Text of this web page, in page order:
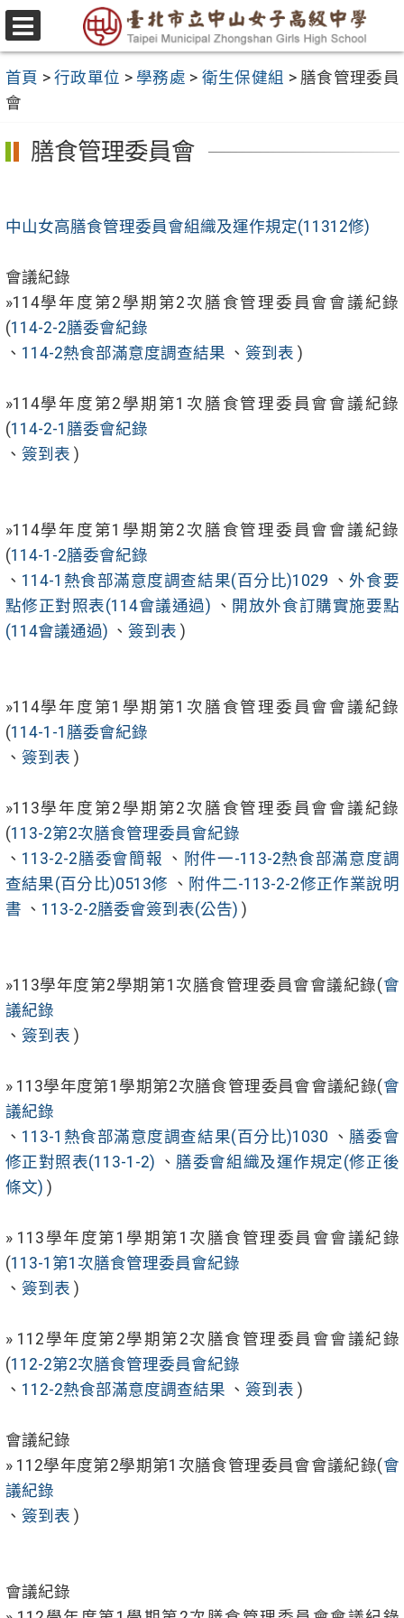
跳
至
要
內
容
區
選
單
首頁 > 行政單位 > 學務處 > 衛生保健組 > 膳食管理委員
會
膳食管理委員會
中山女高膳食管理委員會組織及運作規定(11312修)
會議紀錄
»114學年度第2學期第2次膳食管理委員會會議紀錄
(114-2-2膳委會紀錄
、 114-2熱食部滿意度調查結果 、 簽到表 )
»114學年度第2學期第1次膳食管理委員會會議紀錄
(114-2-1膳委會紀錄
、 簽到表 )
»114學年度第1學期第2次膳食管理委員會會議紀錄
(114-1-2膳委會紀錄
、 114-1熱食部滿意度調查結果(百分比)1029 、 外食要
點修正對照表(114會議通過) 、 開放外食訂購實施要點
(114會議通過) 、 簽到表 )
»114學年度第1學期第1次膳食管理委員會會議紀錄
(114-1-1膳委會紀錄
、 簽到表 )
»113學年度第2學期第2次膳食管理委員會會議紀錄
(113-2第2次膳食管理委員會紀錄
、 113-2-2膳委會簡報 、 附件一-113-2熱食部滿意度調
查結果(百分比)0513修 、 附件二-113-2-2修正作業說明
書 、 113-2-2膳委會簽到表(公告) )
»113學年度第2學期第1次膳食管理委員會會議紀錄(會
議紀錄
、 簽到表 )
» 113學年度第1學期第2次膳食管理委員會會議紀錄(會
議紀錄
、 113-1熱食部滿意度調查結果(百分比)1030 、 膳委會
修正對照表(113-1-2) 、 膳委會組織及運作規定(修正後
條文) )
» 113學年度第1學期第1次膳食管理委員會會議紀錄
(113-1第1次膳食管理委員會紀錄
、 簽到表 )
» 112學年度第2學期第2次膳食管理委員會會議紀錄
(112-2第2次膳食管理委員會紀錄
、 112-2熱食部滿意度調查結果 、 簽到表 )
會議紀錄
» 112學年度第2學期第1次膳食管理委員會會議紀錄(會
議紀錄
、 簽到表 )
會議紀錄